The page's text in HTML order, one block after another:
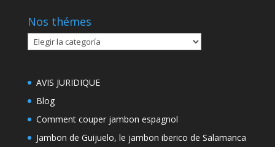
Nos thémes
Nos
thémes
AVIS JURIDIQUE
Blog
Comment couper jambon espagnol
Jambon de Guijuelo, le jambon iberico de Salamanca